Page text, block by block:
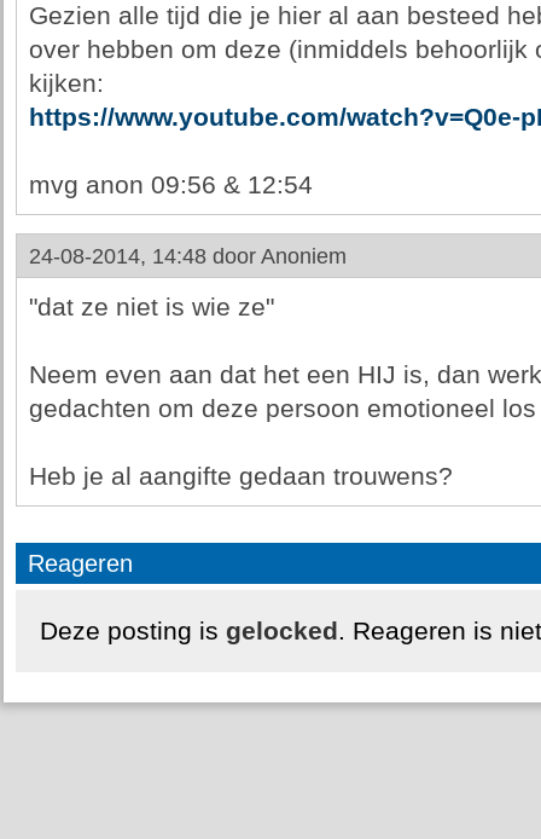
Gezien alle tijd die je hier al aan besteed
over hebben om deze (inmiddels behoorlijk
kijken:
https://www.youtube.com/watch?v=Q0e-
mvg anon 09:56 & 12:54
24-08-2014, 14:48 door Anoniem
"dat ze niet is wie ze"
Neem even aan dat het een HIJ is, dan
gedachten om deze persoon emotioneel
Heb je al aangifte gedaan trouwens?
Reageren
Deze posting is gelocked. Reageren is